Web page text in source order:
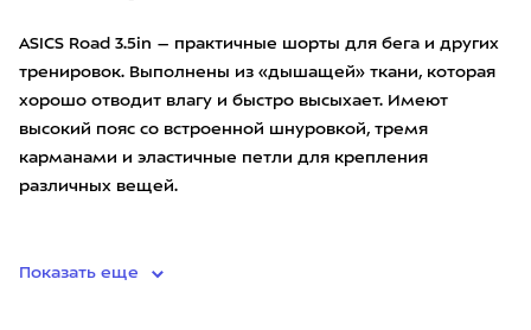
ASICS Road 3.5in – практичные шорты для бега и других
тренировок. Выполнены из «дышащей» ткани, которая
хорошо отводит влагу и быстро высыхает. Имеют
высокий пояс со встроенной шнуровкой, тремя
карманами и эластичные петли для крепления
различных вещей.
Показать еще